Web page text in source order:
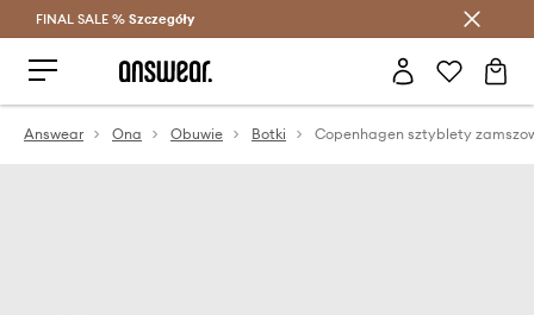
Oszczędzaj z Answear Club >
FINAL SALE % Szczegóły
Answear Ona Obuwie Botki Copenhagen sztyblety